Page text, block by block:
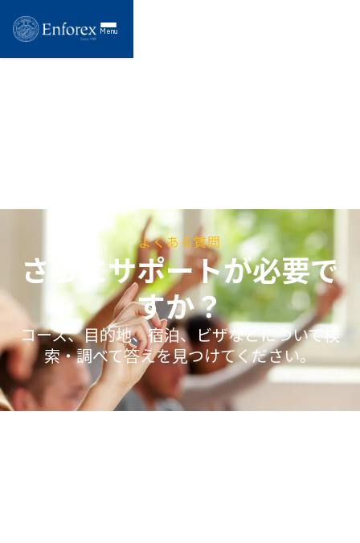
Menu
よくある質問
さらにサポートが必要で
すか？
コース、目的地、宿泊、ビザなどについて検
索・調べて答えを見つけてください。